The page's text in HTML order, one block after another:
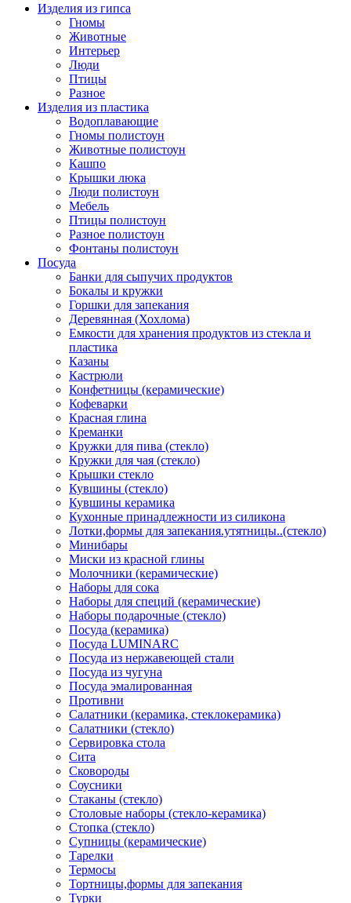
Изделия из гипса
Гномы
Животные
Интерьер
Люди
Птицы
Разное
Изделия из пластика
Водоплавающие
Гномы полистоун
Животные полистоун
Кашпо
Крышки люка
Люди полистоун
Мебель
Птицы полистоун
Разное полистоун
Фонтаны полистоун
Посуда
Банки для сыпучих продуктов
Бокалы и кружки
Горшки для запекания
Деревянная (Хохлома)
Емкости для хранения продуктов из стекла и
пластика
Казаны
Кастрюли
Конфетницы (керамические)
Кофеварки
Красная глина
Креманки
Кружки для пива (стекло)
Кружки для чая (стекло)
Крышки стекло
Кувшины (стекло)
Кувшины керамика
Кухонные принадлежности из силикона
Лотки,формы для запекания.утятницы..(стекло)
Минибары
Миски из красной глины
Молочники (керамические)
Наборы для сока
Наборы для специй (керамические)
Наборы подарочные (стекло)
Посуда (керамика)
Посуда LUMINARC
Посуда из нержавеющей стали
Посуда из чугуна
Посуда эмалированная
Противни
Салатники (керамика, стеклокерамика)
Салатники (стекло)
Сервировка стола
Сита
Сковороды
Соусники
Стаканы (стекло)
Столовые наборы (стекло-керамика)
Стопка (стекло)
Супницы (керамические)
Тарелки
Термосы
Тортницы,формы для запекания
Турки